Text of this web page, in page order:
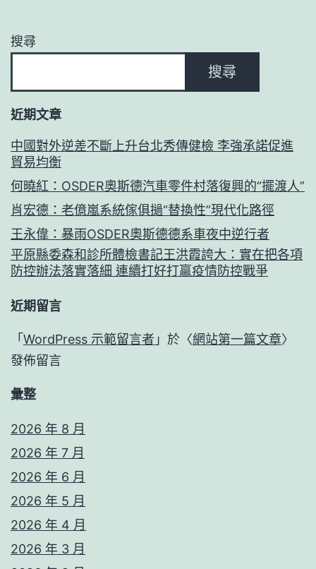
搜尋
搜尋
近期文章
中國對外逆差不斷上升台北秀傳健檢 李強承諾促進
貿易均衡
何曉紅：OSDER奧斯德汽車零件村落復興的“擺渡人”
肖宏德：老億嵐系統傢俱撾“替換性”現代化路徑
王永偉：暴雨OSDER奧斯德德系車夜中逆行者
平原縣委森和診所體檢書記王洪霞誇大：實在把各項
防控辦法落實落細 連續打好打贏疫情防控戰爭
近期留言
「 WordPress 示範留言者 」於〈網站第一篇文章〉
發佈留言
彙整
2026 年 8 月
2026 年 7 月
2026 年 6 月
2026 年 5 月
2026 年 4 月
2026 年 3 月